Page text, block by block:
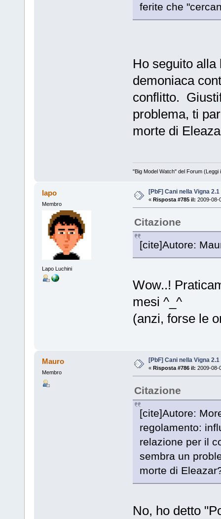
ferite che
Ho seguito
demoniaca
conflitto.
problema, ti
morte di
"Big Model Watch" del Forum
lapo
Membro
Lapo Luchini
[PbF] Cani nella Vigna 2.1
« Risposta #785 il: 2009-08-
Citazione
[cite]Autore:
Wow..!
mesi ^_^
(anzi, forse le
Mauro
Membro
[PbF] Cani nella Vigna 2.1
« Risposta #786 il: 2009-08-
Citazione
[cite]Autore:
regolamento:
relazione per il
sembra un
morte di
No, ho detto